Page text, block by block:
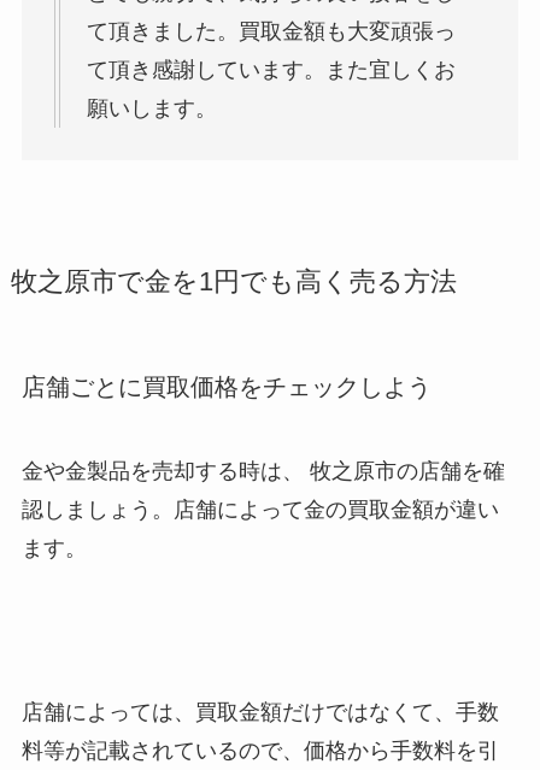
て頂きました。買取金額も大変頑張っ
て頂き感謝しています。また宜しくお
願いします。
牧之原市で金を1円でも高く売る方法
店舗ごとに買取価格をチェックしよう
金や金製品を売却する時は、 牧之原市の店舗を確
認しましょう。店舗によって金の買取金額が違い
ます。
店舗によっては、買取金額だけではなくて、手数
料等が記載されているので、価格から手数料を引